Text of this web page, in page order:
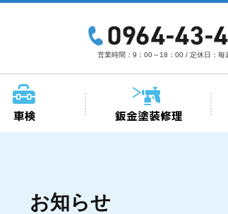
営業時間：9：00～18：00 / 定休日：毎
お知らせ